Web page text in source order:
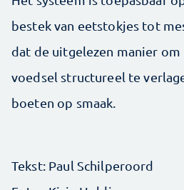
bestek van eetstokjes tot
dat de uitgelezen manier
voedsel structureel te
boeten op smaak.
Tekst: Paul Schilperoord